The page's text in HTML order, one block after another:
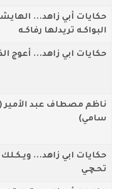
حكايات أبي زاهد...
البواكـه تريدلها رفاكـه
حكايات ابي زاهد... أعوج
ناظم مصطاف عبد الأمير
سامي)
حكايات ابي زاهد... ويـكـلك
تحـﭽـي